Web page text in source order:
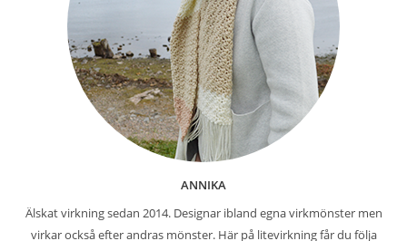
ANNIKA
Älskat virkning sedan 2014. Designar ibland egna virkmönster men
virkar också efter andras mönster. Här på litevirkning får du följa